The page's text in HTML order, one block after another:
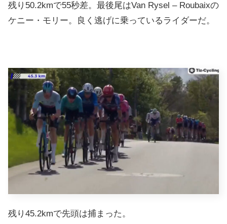
残り50.2kmで55秒差。最後尾はVan Rysel – Roubaixの
ケニー・モリー。良く逃げに乗っているライダーだ。
残り45.2kmで先頭は捕まった。